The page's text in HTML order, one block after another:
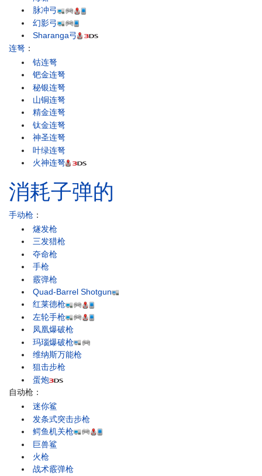
脉冲弓
幻影弓
Sharanga弓
连弩 ：
钴连弩
钯金连弩
秘银连弩
山铜连弩
精金连弩
钛金连弩
神圣连弩
叶绿连弩
火神连弩
消耗子弹的
手动枪 ：
燧发枪
三发猎枪
夺命枪
手枪
霰弹枪
Quad-Barrel Shotgun
红莱德枪
左轮手枪
凤凰爆破枪
玛瑙爆破枪
维纳斯万能枪
狙击步枪
蛋炮
自动枪：
迷你鲨
发条式突击步枪
鳄鱼机关枪
巨兽鲨
火枪
战术霰弹枪